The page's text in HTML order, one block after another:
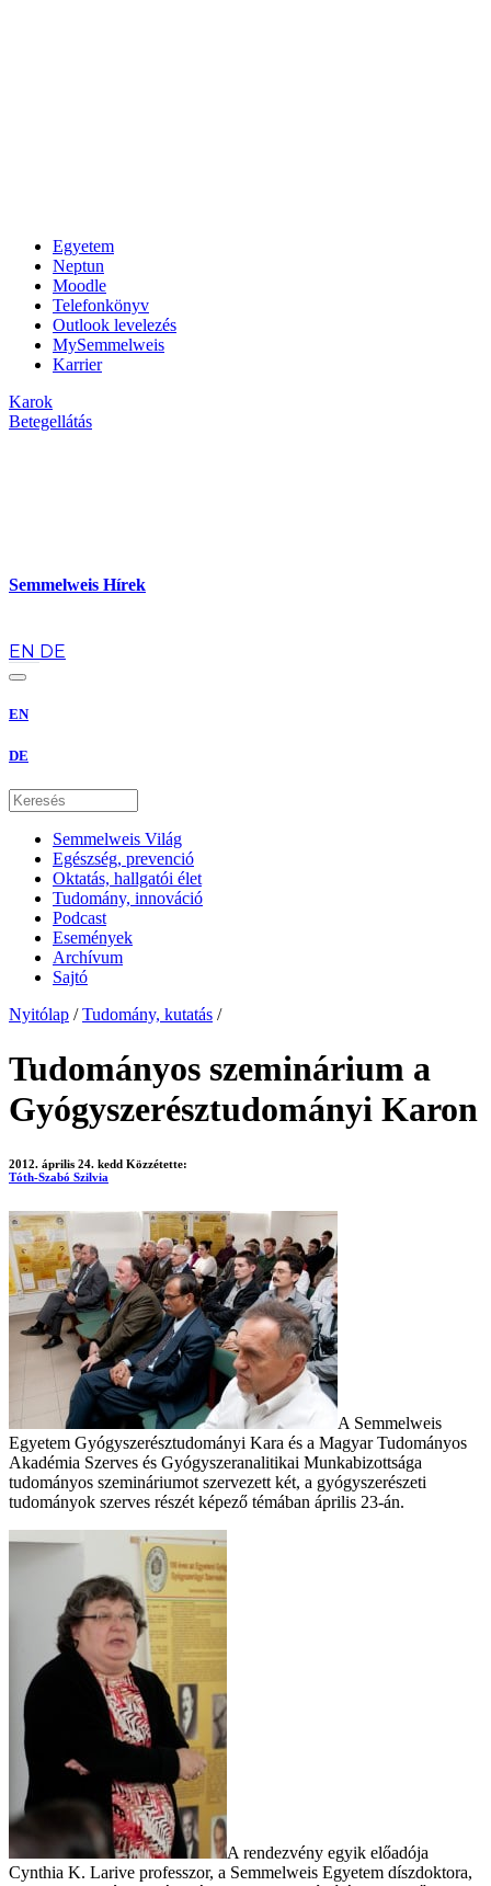
Egyetem
Neptun
Moodle
Telefonkönyv
Outlook levelezés
MySemmelweis
Karrier
Karok
Betegellátás
Semmelweis Hírek
EN DE
EN
DE
Semmelweis Világ
Egészség, prevenció
Oktatás, hallgatói élet
Tudomány, innováció
Podcast
Események
Archívum
Sajtó
Nyitólap / Tudomány, kutatás /
Tudományos szeminárium a
Gyógyszerésztudományi Karon
2012. április 24. kedd Közzétette:
Tóth-Szabó Szilvia
A Semmelweis
Egyetem Gyógyszerésztudományi Kara és a Magyar Tudományos
Akadémia Szerves és Gyógyszeranalitikai Munkabizottsága
tudományos szemináriumot szervezett két, a gyógyszerészeti
tudományok szerves részét képező témában április 23-án.
A rendezvény egyik előadója
Cynthia K. Larive professzor, a Semmelweis Egyetem díszdoktora,